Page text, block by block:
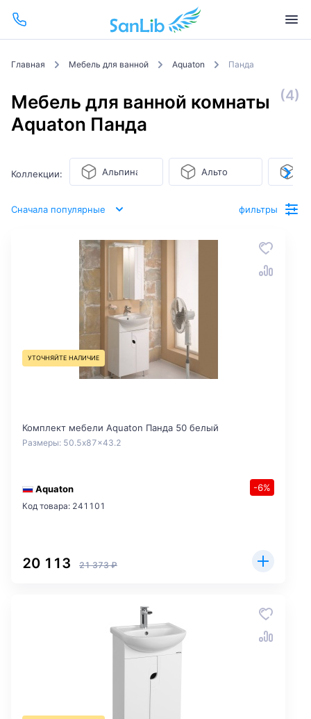
Главная Мебель для ванной Aquaton Панда
Мебель для ванной комнаты
Aquaton Панда
(4)
Коллекции: Альпина Альто
Сначала популярные фильтры
УТОЧНЯЙТЕ НАЛИЧИЕ
Комплект мебели Aquaton Панда 50 белый
Размеры: 50.5x87x43.2
Aquaton -6%
Код товара: 241101
20 113 21 373 ₽